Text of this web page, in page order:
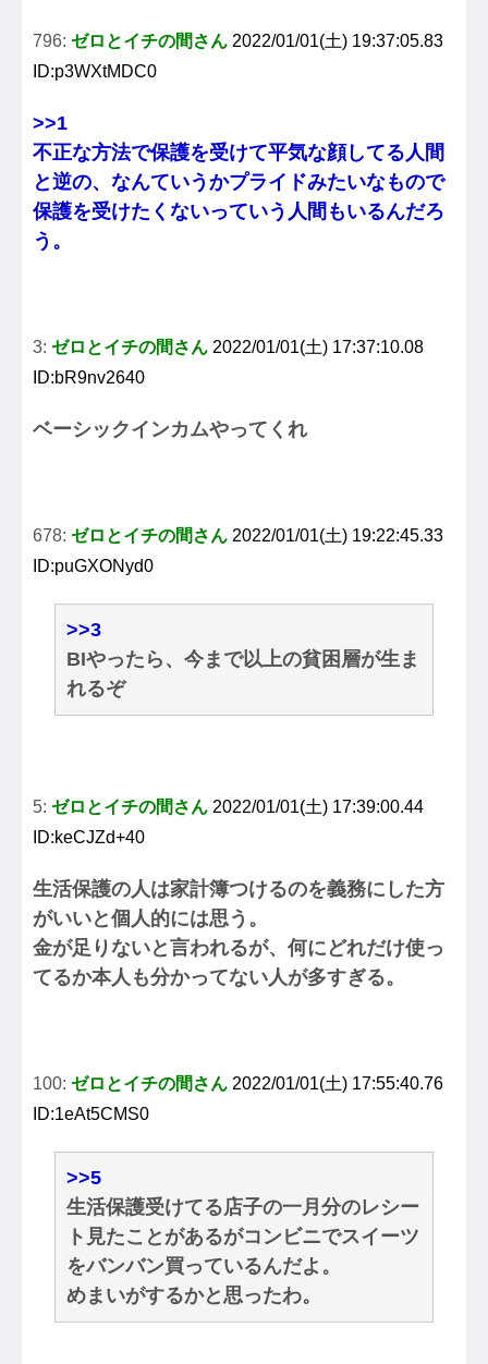
796: ゼロとイチの間さん 2022/01/01(土) 19:37:05.83
ID:p3WXtMDC0
>>1
不正な方法で保護を受けて平気な顔してる人間
と逆の、なんていうかプライドみたいなもので
保護を受けたくないっていう人間もいるんだろ
う。
3: ゼロとイチの間さん 2022/01/01(土) 17:37:10.08
ID:bR9nv2640
ベーシックインカムやってくれ
678: ゼロとイチの間さん 2022/01/01(土) 19:22:45.33
ID:puGXONyd0
>>3
BIやったら、今まで以上の貧困層が生ま
れるぞ
5: ゼロとイチの間さん 2022/01/01(土) 17:39:00.44
ID:keCJZd+40
生活保護の人は家計簿つけるのを義務にした方
がいいと個人的には思う。
金が足りないと言われるが、何にどれだけ使っ
てるか本人も分かってない人が多すぎる。
100: ゼロとイチの間さん 2022/01/01(土) 17:55:40.76
ID:1eAt5CMS0
>>5
生活保護受けてる店子の一月分のレシー
ト見たことがあるがコンビニでスイーツ
をバンバン買っているんだよ。
めまいがするかと思ったわ。